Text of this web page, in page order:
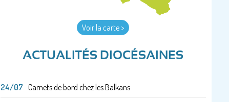
Voir la carte >
ACTUALITÉS DIOCÉSAINES
24/07 Carnets de bord chez les Balkans